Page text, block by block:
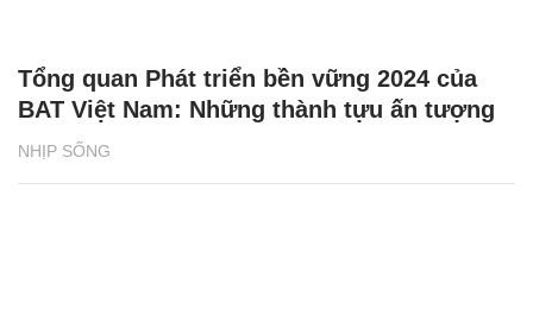
NHỊP SỐNG
Tổng quan Phát triển bền vững 2024 của
BAT Việt Nam: Những thành tựu ấn tượng